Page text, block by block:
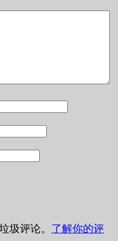
圾评论。 了解你的评